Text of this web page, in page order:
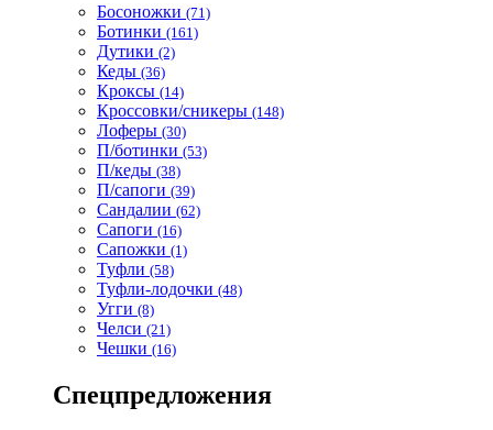
Босоножки (71)
Ботинки (161)
Дутики (2)
Кеды (36)
Кроксы (14)
Кроссовки/сникеры (148)
Лоферы (30)
П/ботинки (53)
П/кеды (38)
П/сапоги (39)
Сандалии (62)
Сапоги (16)
Сапожки (1)
Туфли (58)
Туфли-лодочки (48)
Угги (8)
Челси (21)
Чешки (16)
Спецпредложения